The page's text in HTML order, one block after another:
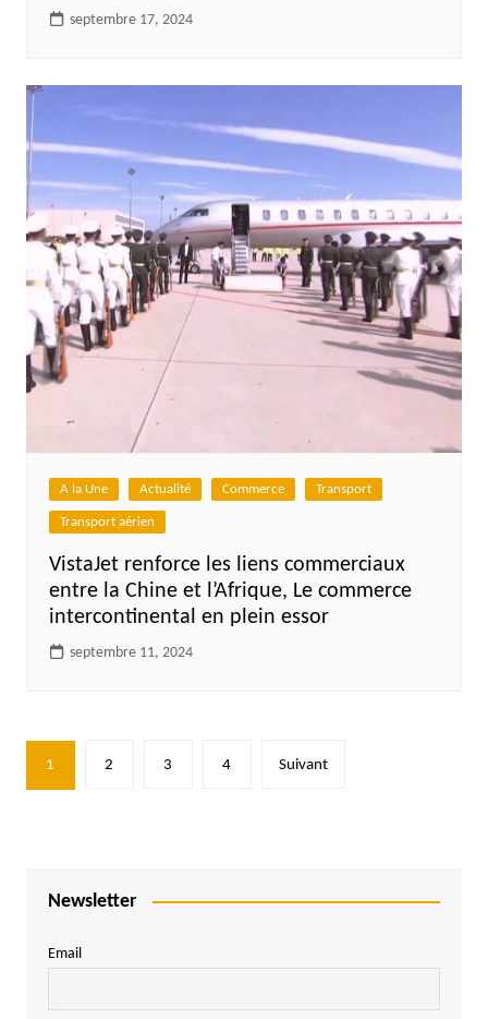
septembre 17, 2024
A la Une Actualité Commerce Transport
Transport aérien
VistaJet renforce les liens commerciaux
entre la Chine et l’Afrique, Le commerce
intercontinental en plein essor
septembre 11, 2024
Pagination
des
1 2 3 4 Suivant
Newsletter
Email